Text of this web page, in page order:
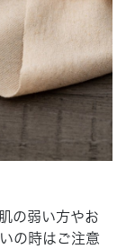
の弱い方やお
の時はご注意